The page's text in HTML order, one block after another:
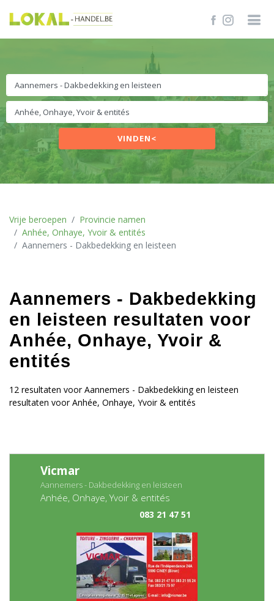
VINDEN<
Vrije beroepen
Provincie namen
Anhée, Onhaye, Yvoir & entités
Aannemers - Dakbedekking en leisteen
Aannemers - Dakbedekking
en leisteen resultaten voor
Anhée, Onhaye, Yvoir &
entités
12 resultaten voor Aannemers - Dakbedekking en leisteen
resultaten voor Anhée, Onhaye, Yvoir & entités
Vicmar
Aannemers - Dakbedekking en leisteen
Anhée, Onhaye, Yvoir & entités
083 21 47 51